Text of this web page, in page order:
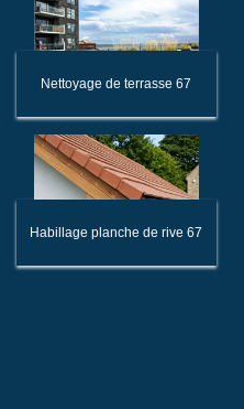
Nettoyage de terrasse 67
Habillage planche de rive 67